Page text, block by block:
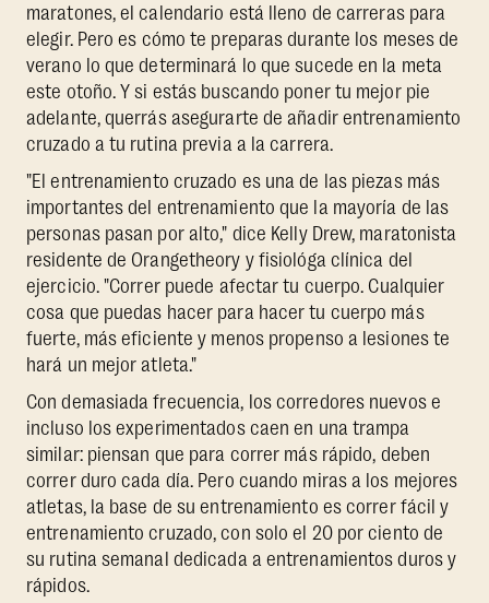
maratones, el calendario está lleno de carreras para
elegir. Pero es cómo te preparas durante los meses de
verano lo que determinará lo que sucede en la meta
este otoño. Y si estás buscando poner tu mejor pie
adelante, querrás asegurarte de añadir entrenamiento
cruzado a tu rutina previa a la carrera.
"El entrenamiento cruzado es una de las piezas más
importantes del entrenamiento que la mayoría de las
personas pasan por alto," dice Kelly Drew, maratonista
residente de Orangetheory y fisiológa clínica del
ejercicio. "Correr puede afectar tu cuerpo. Cualquier
cosa que puedas hacer para hacer tu cuerpo más
fuerte, más eficiente y menos propenso a lesiones te
hará un mejor atleta."
Con demasiada frecuencia, los corredores nuevos e
incluso los experimentados caen en una trampa
similar: piensan que para correr más rápido, deben
correr duro cada día. Pero cuando miras a los mejores
atletas, la base de su entrenamiento es correr fácil y
entrenamiento cruzado, con solo el 20 por ciento de
su rutina semanal dedicada a entrenamientos duros y
rápidos.